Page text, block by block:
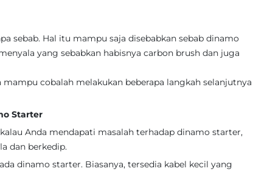
sebab. Hal itu mampu saja disebabkan sebab dinamo
yang sebabkan habisnya carbon brush dan juga
cobalah melakukan beberapa langkah selanjutnya
Starter
Anda mendapati masalah terhadap dinamo starter,
dan berkedip.
dinamo starter. Biasanya, tersedia kabel kecil yang